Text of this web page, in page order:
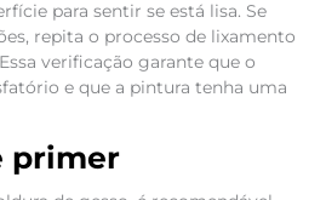
para sentir se está lisa. Se
repita o processo de lixamento
verificação garante que o
e que a pintura tenha uma
primer